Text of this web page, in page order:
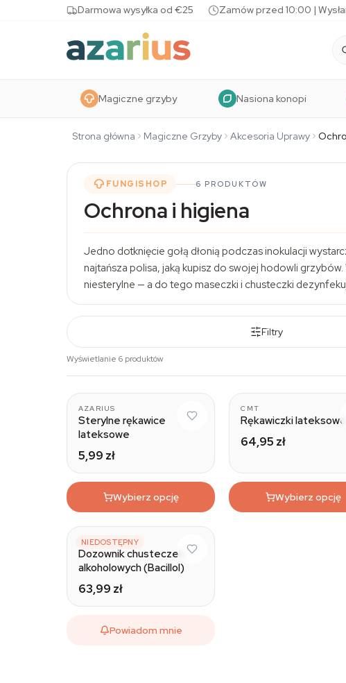
Skip to contentDarmowa wysyłka od €25 Zamów przed 10:00 |
Magiczne grzyby Nasiona konopi
Strona główna Magiczne Grzyby Akcesoria Uprawy
FUNGISHOP 6 PRODUKTÓW
Ochrona i higiena
Jedno dotknięcie gołą dłonią podczas inokulacji
najtańsza polisa, jaką kupisz do swojej hodowli
niesterylne — a do tego maseczki i chusteczki
Filtry
Wyświetlanie 6 produktów
AZARIUS
Sterylne rękawice
lateksowe
5,99 zł
Wybierz opcję
CMT
Rękawiczki lateksowe
64,95 zł
Wybierz opcję
NIEDOSTĘPNY
BODE
Dozownik chusteczek
alkoholowych (Bacillol)
63,99 zł
Powiadom mnie